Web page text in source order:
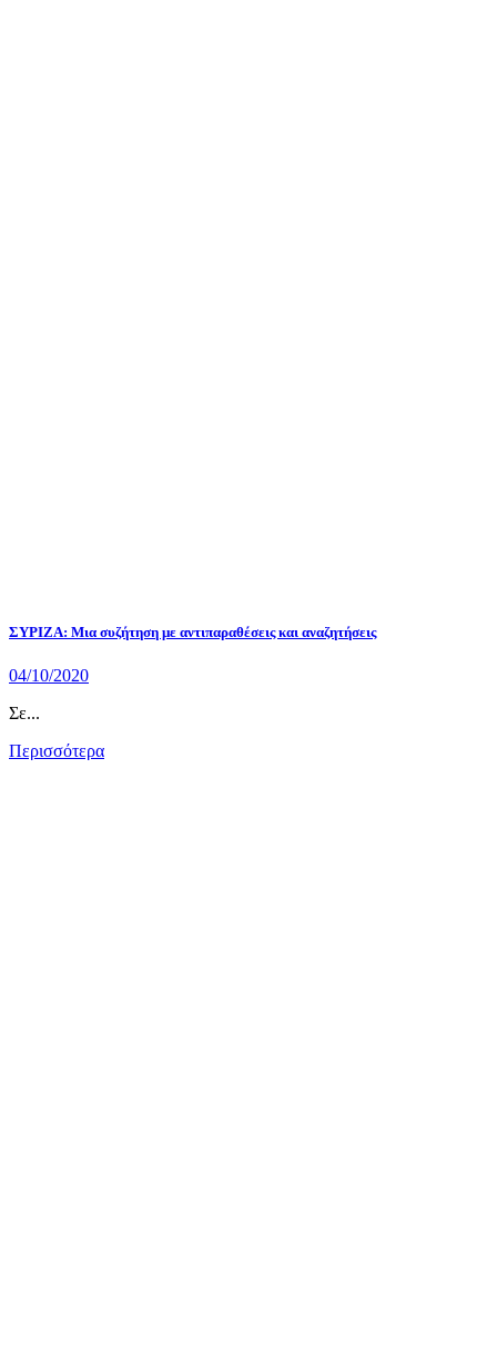
ΣΥΡΙΖΑ: Μια συζήτηση με αντιπαραθέσεις και αναζητήσεις
04/10/2020
Σε...
Περισσότερα